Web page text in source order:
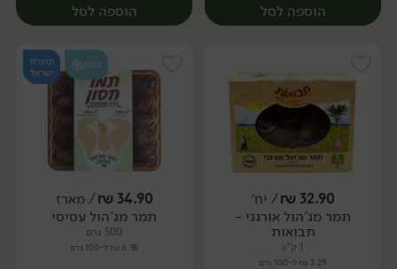
הוספה לסל
מארז
הוספה לסל
מארז
32.90
₪/ יח׳
תמר מג'הול אורגני -
תבואות
1 ק"ג
3.29 ₪ ל-100 גרם
קפוא
תוצרת
ישראל
34.90
₪/ מארז
תמר מג'הול עסיסי
500 גרם
6.98 ₪ ל-100 גרם